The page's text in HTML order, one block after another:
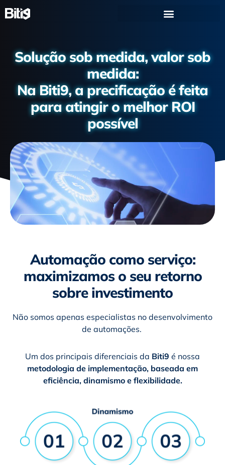
Solução sob medida, valor sob
medida:
Na Biti9, a precificação é feita
para atingir o melhor ROI
possível
Automação como serviço:
maximizamos o seu retorno
sobre investimento
Não somos apenas especialistas no desenvolvimento
de automações.
Um dos principais diferenciais da Biti9 é nossa
metodologia de implementação, baseada em
eficiência, dinamismo e flexibilidade.